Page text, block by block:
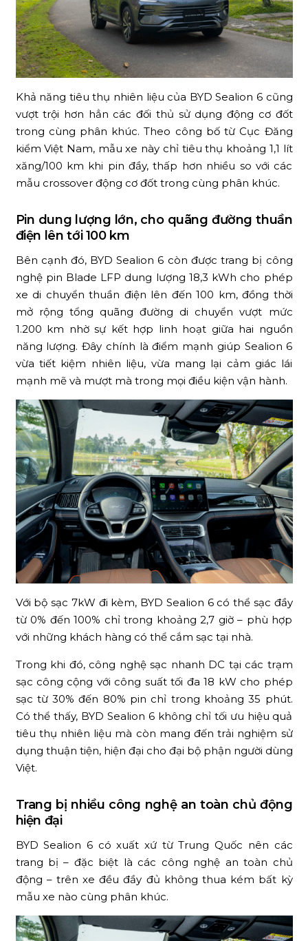
Khả năng tiêu thụ nhiên liệu của BYD Sealion 6 cũng
vượt trội hơn hẳn các đối thủ sử dụng động cơ đốt
trong cùng phân khúc. Theo công bố từ Cục Đăng
kiểm Việt Nam, mẫu xe này chỉ tiêu thụ khoảng 1,1 lít
xăng/100 km khi pin đầy, thấp hơn nhiều so với các
mẫu crossover động cơ đốt trong cùng phân khúc.
Pin dung lượng lớn, cho quãng đường thuần
điện lên tới 100 km
Bên cạnh đó, BYD Sealion 6 còn được trang bị công
nghệ pin Blade LFP dung lượng 18,3 kWh cho phép
xe di chuyển thuần điện lên đến 100 km, đồng thời
mở rộng tổng quãng đường di chuyển vượt mức
1.200 km nhờ sự kết hợp linh hoạt giữa hai nguồn
năng lượng. Đây chính là điểm mạnh giúp Sealion 6
vừa tiết kiệm nhiên liệu, vừa mang lại cảm giác lái
mạnh mẽ và mượt mà trong mọi điều kiện vận hành.
Với bộ sạc 7kW đi kèm, BYD Sealion 6 có thể sạc đầy
từ 0% đến 100% chỉ trong khoảng 2,7 giờ – phù hợp
với những khách hàng có thể cắm sạc tại nhà.
Trong khi đó, công nghệ sạc nhanh DC tại các trạm
sạc công cộng với công suất tối đa 18 kW cho phép
sạc từ 30% đến 80% pin chỉ trong khoảng 35 phút.
Có thể thấy, BYD Sealion 6 không chỉ tối ưu hiệu quả
tiêu thụ nhiên liệu mà còn mang đến trải nghiệm sử
dụng thuận tiện, hiện đại cho đại bộ phận người dùng
Việt.
Trang bị nhiều công nghệ an toàn chủ động
hiện đại
BYD Sealion 6 có xuất xứ từ Trung Quốc nên các
trang bị – đặc biệt là các công nghệ an toàn chủ
động – trên xe đều đầy đủ không thua kém bất kỳ
mẫu xe nào cùng phân khúc.